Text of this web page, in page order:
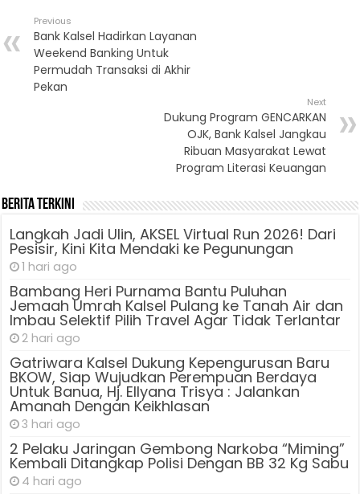
Previous
Bank Kalsel Hadirkan Layanan
Weekend Banking Untuk
Permudah Transaksi di Akhir
Pekan
Next
Dukung Program GENCARKAN
OJK, Bank Kalsel Jangkau
Ribuan Masyarakat Lewat
Program Literasi Keuangan
Berita Terkini
Langkah Jadi Ulin, AKSEL Virtual Run 2026! Dari
Pesisir, Kini Kita Mendaki ke Pegunungan
1 hari ago
Bambang Heri Purnama Bantu Puluhan
Jemaah Umrah Kalsel Pulang ke Tanah Air dan
Imbau Selektif Pilih Travel Agar Tidak Terlantar
2 hari ago
Gatriwara Kalsel Dukung Kepengurusan Baru
BKOW, Siap Wujudkan Perempuan Berdaya
Untuk Banua, Hj. Ellyana Trisya : Jalankan
Amanah Dengan Keikhlasan
3 hari ago
2 Pelaku Jaringan Gembong Narkoba “Miming”
Kembali Ditangkap Polisi Dengan BB 32 Kg Sabu
4 hari ago